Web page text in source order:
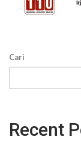
Cari
Recent